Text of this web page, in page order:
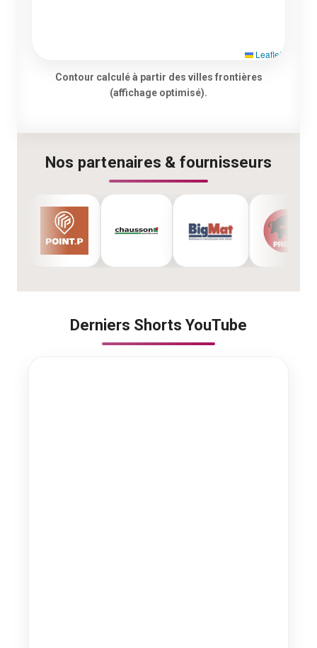
Leaflet
Contour calculé à partir des villes frontières
(affichage optimisé).
Nos partenaires & fournisseurs
Derniers Shorts YouTube